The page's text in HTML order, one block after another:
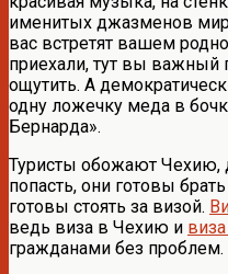
именитых джазменов
вас встретят вашем
приехали, тут вы важный
ощутить. А
одну ложечку меда в
Бернарда».
Туристы обожают Чехию,
попасть, они готовы
готовы стоять за визой.
ведь виза в Чехию и
гражданами без проблем.